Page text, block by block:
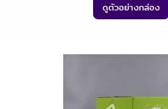
ดูตัวอย่างกล่อง